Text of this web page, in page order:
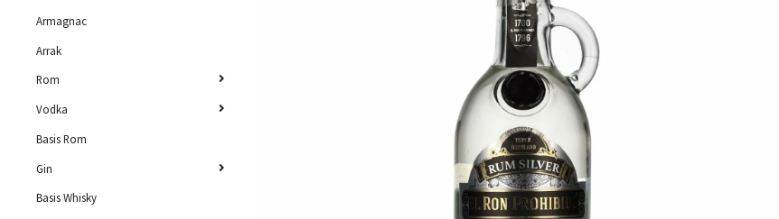
Armagnac
Arrak
Rom
Vodka
Basis Rom
Gin
Basis Whisky